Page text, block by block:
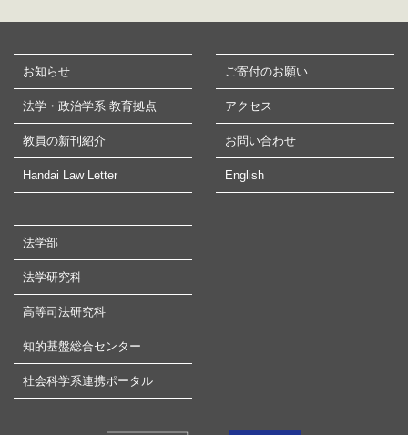
お知らせ
法学・政治学系 教育拠点
教員の新刊紹介
Handai Law Letter
ご寄付のお願い
アクセス
お問い合わせ
English
法学部
法学研究科
高等司法研究科
知的基盤総合センター
社会科学系連携ポータル